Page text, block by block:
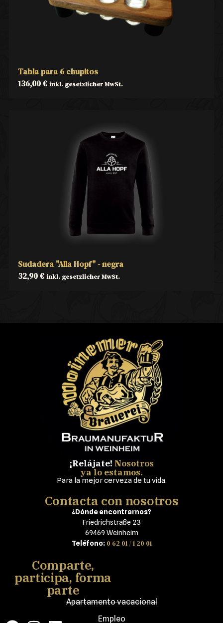
Tabla para 6 chupitos
136,00€ inkl. gesetzlicher MwSt.
Sudadera "Alla Hopf" - negra
32,90€ inkl. gesetzlicher MwSt.
¡Relájate! Nosotros
ya lo estamos.
Para la mejor cerveza de tu vida.
Contacta con nosotros
¿Dónde encontrarnos?
Friedrichstraße 23
69469 Weinheim
Teléfono: 0 62 01 / 1 20 01
Comparte,
participa, forma
parte
Apartamento vacacional
Empleo